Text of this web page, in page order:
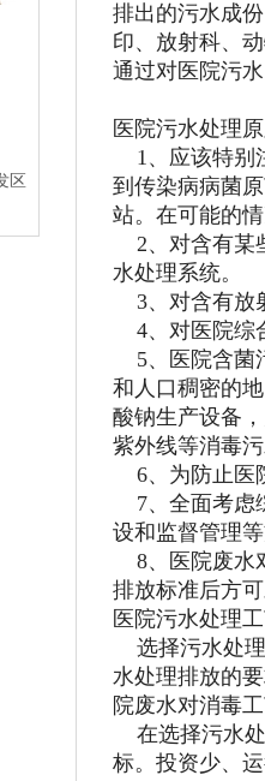
区
排出的污水成
印、放射科、
通过对医院污
医院污水处理
1、应该特别
到传染病病菌
站。在可能的
2、对含有某
水处理系统。
3、对含有放
4、对医院综
5、医院含菌
和人口稠密的
酸钠生产设备
紫外线等消毒
6、为防止医
7、全面考虑
设和监督管理
8、医院废水
排放标准后方
医院污水处理
选择污水处理
水处理排放的
院废水对消毒
在选择污水处
标。投资少、